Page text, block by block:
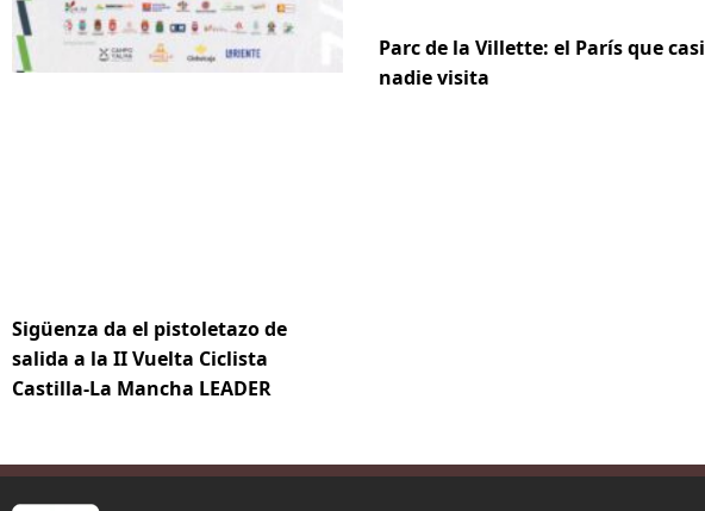
Sigüenza da el pistoletazo de
salida a la II Vuelta Ciclista
Castilla-La Mancha LEADER
Parc de la Villette: el París que casi
nadie visita